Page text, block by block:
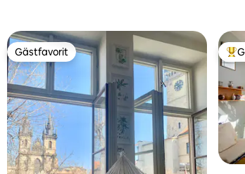
Gästfavorit
Gästfavorit